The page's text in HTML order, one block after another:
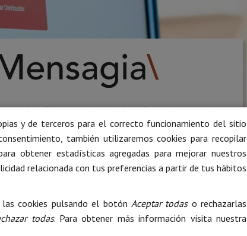
de Comunicación Omnicanal
Crea tu cuenta gratuita
y de terceros para el correcto funcionamiento del sitio
también utilizaremos cookies para recopilar
obtener estadísticas agregadas para mejorar nuestros
relacionada con tus preferencias a partir de tus hábitos
cookies pulsando el botón Aceptar todaso rechazarlas
todas. Para obtener más información visita nuestra